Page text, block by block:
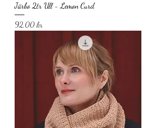
Järbo 2tr Ull - Lemon Curd
Pris
92,00 kr